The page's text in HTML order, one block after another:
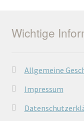
Wichtige
Allgemeine
Impressum